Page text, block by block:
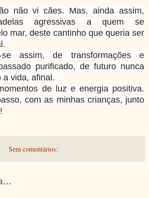
não vi cães. Mas, ainda assim,
agressivas a quem se
mar, deste cantinho que queria ser
assim, de transformações e
purificado, de futuro nunca
a vida, afinal.
de luz e energia positiva.
com as minhas crianças, junto
Sem comentários: